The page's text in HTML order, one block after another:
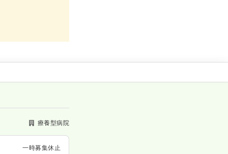
療養型病院
一時募集休止